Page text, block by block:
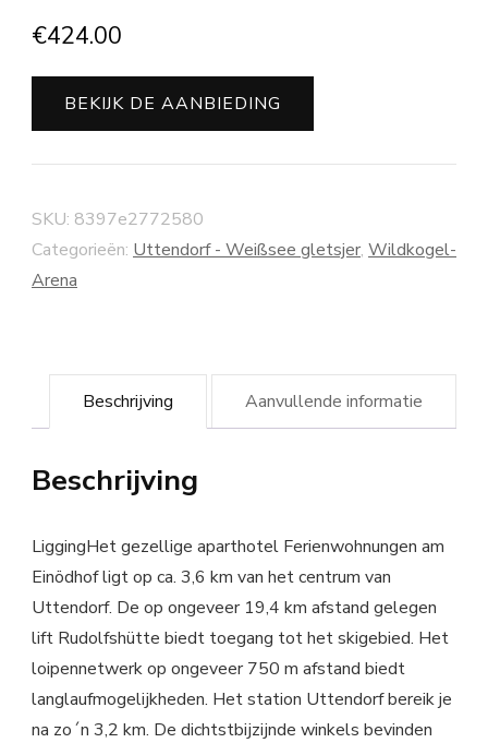
€424.00
BEKIJK DE AANBIEDING
SKU: 8397e2772580
Categorieën: Uttendorf - Weißsee gletsjer, Wildkogel-
Arena
Beschrijving Aanvullende informatie
Beschrijving
LiggingHet gezellige aparthotel Ferienwohnungen am
Einödhof ligt op ca. 3,6 km van het centrum van
Uttendorf. De op ongeveer 19,4 km afstand gelegen
lift Rudolfshütte biedt toegang tot het skigebied. Het
loipennetwerk op ongeveer 750 m afstand biedt
langlaufmogelijkheden. Het station Uttendorf bereik je
na zo´n 3,2 km. De dichtstbijzijnde winkels bevinden